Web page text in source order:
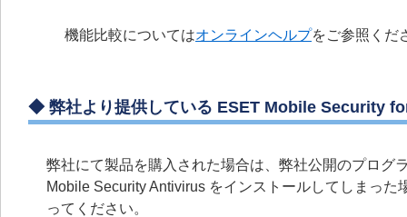
機能比較についてはオンラインヘルプをご参照くだ
◆ 弊社より提供している ESET Mobile Security
弊社にて製品を購入された場合は、弊社公開のプログ
Mobile Security Antivirus をインストールしてしまっ
ってください。